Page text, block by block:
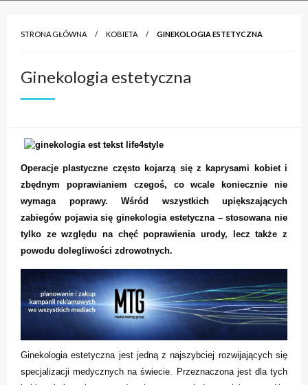
STRONA GŁÓWNA KOBIETA GINEKOLOGIA ESTETYCZNA
Ginekologia estetyczna
Operacje plastyczne często kojarzą się z kaprysami kobiet i
zbędnym poprawianiem czegoś, co wcale koniecznie nie
wymaga poprawy. Wśród wszystkich upiększających
zabiegów pojawia się ginekologia estetyczna – stosowana nie
tylko ze względu na chęć poprawienia urody, lecz także z
powodu dolegliwości zdrowotnych.
Ginekologia estetyczna jest jedną z najszybciej rozwijających się
specjalizacji medycznych na świecie. Przeznaczona jest dla tych